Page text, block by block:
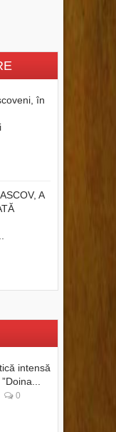
în
A
intensă
0